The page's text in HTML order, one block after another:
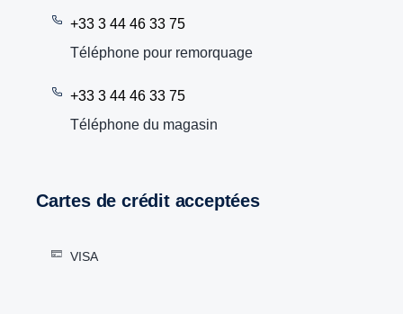
+33 3 44 46 33 75
Téléphone pour remorquage
+33 3 44 46 33 75
Téléphone du magasin
Cartes de crédit acceptées
VISA